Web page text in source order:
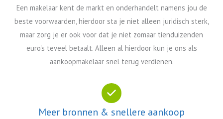
Een makelaar kent de markt en onderhandelt namens jou de
beste voorwaarden, hierdoor sta je niet alleen juridisch sterk,
maar zorg je er ook voor dat je niet zomaar tienduizenden
euro's teveel betaalt. Alleen al hierdoor kun je ons als
aankoopmakelaar snel terug verdienen.
Meer bronnen & snellere aankoop